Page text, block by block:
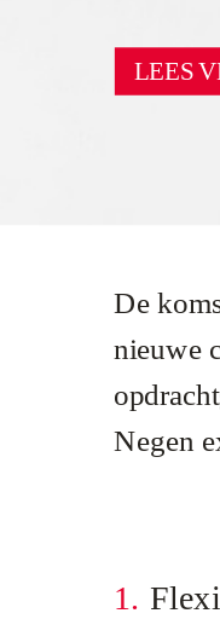
LEES
De
nieuwe
Negen
1.